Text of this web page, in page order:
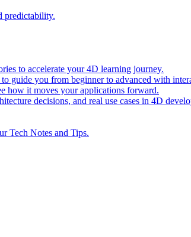
predictability.
to accelerate your 4D learning journey.
guide you from beginner to advanced with
how it moves your applications forward.
decisions, and real use cases in 4D
Tech Notes and Tips.